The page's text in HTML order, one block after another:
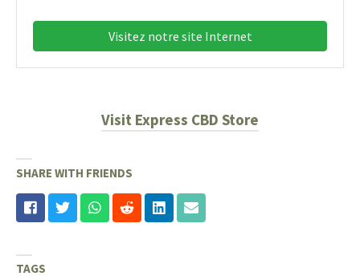
Visitez notre site Internet
Visit Express CBD Store
SHARE WITH FRIENDS
TAGS